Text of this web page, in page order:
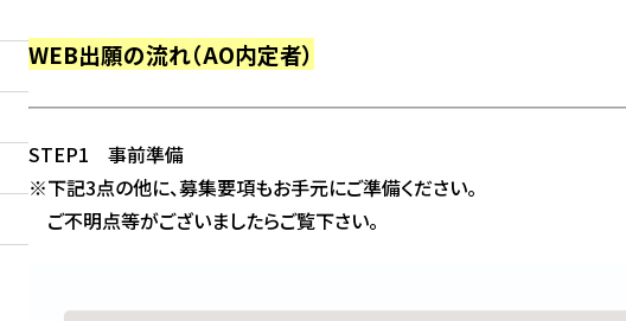
WEB出願の流れ（AO内定者）
STEP1 事前準備
※下記3点の他に、募集要項もお手元にご準備ください。
ご不明点等がございましたらご覧下さい。